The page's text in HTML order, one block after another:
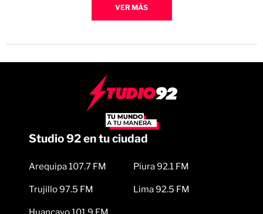
VER MÁS
Studio 92 en tu ciudad
Arequipa 107.7 FM
Trujillo 97.5 FM
Piura 92.1 FM
Lima 92.5 FM